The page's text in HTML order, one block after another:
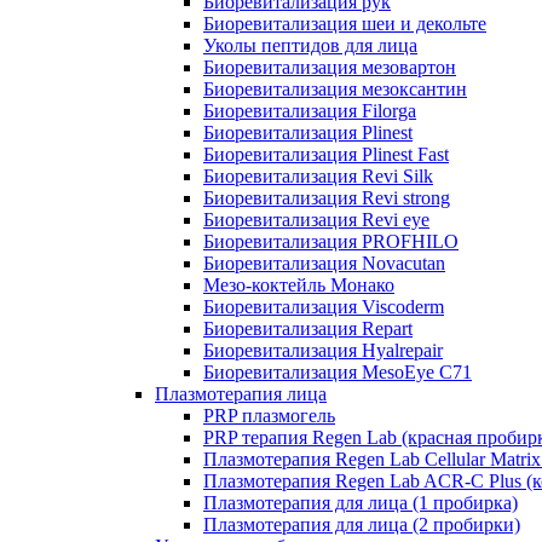
Биоревитализация шеи и декольте
Уколы пептидов для лица
Биоревитализация мезовартон
Биоревитализация мезоксантин
Биоревитализация Filorga
Биоревитализация Plinest
Биоревитализация Plinest Fast
Биоревитализация Revi Silk
Биоревитализация Revi strong
Биоревитализация Revi eye
Биоревитализация PROFHILO
Биоревитализация Novacutan
Мезо-коктейль Монако
Биоревитализация Viscoderm
Биоревитализация Repart
Биоревитализация Hyalrepair
Биоревитализация MesoEye C71
Плазмотерапия лица
PRP плазмогель
PRP терапия Regen Lab (красная
Плазмотерапия Regen Lab Cellular
Плазмотерапия Regen Lab ACR-C Plus
Плазмотерапия для лица (1 пробирка)
Плазмотерапия для лица (2 пробирки)